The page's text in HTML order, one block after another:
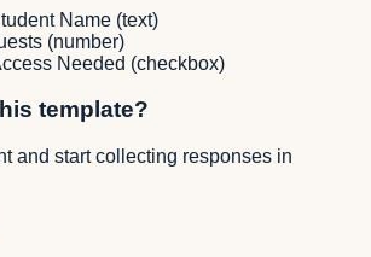
Name (text)
(number)
Needed (checkbox)
template?
and start collecting responses in